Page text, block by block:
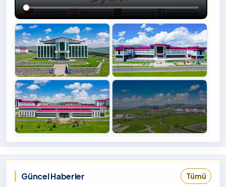
İçin
Tıklayınız
Güncel Haberler Tümü